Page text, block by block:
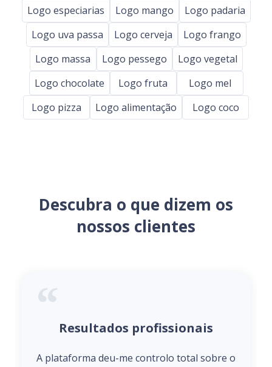
Logo especiarias
Logo mango
Logo padaria
Logo uva passa
Logo cerveja
Logo frango
Logo massa
Logo pessego
Logo vegetal
Logo chocolate
Logo fruta
Logo mel
Logo pizza
Logo alimentação Logo coco
Descubra o que dizem os
nossos clientes
Resultados profissionais
A plataforma deu-me controlo total sobre o